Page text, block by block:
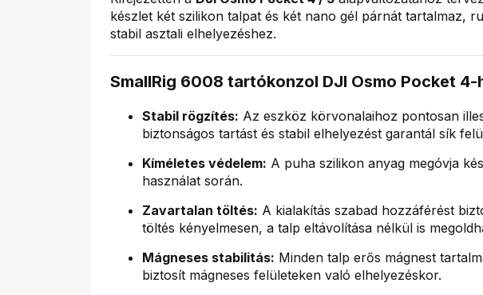
készlet két szilikon talpat és két nano gél párnát tartalmaz,
stabil asztali elhelyezéshez.
SmallRig 6008 tartókonzol DJI Osmo Pocket 4-
Stabil rögzítés: Az eszköz körvonalaihoz pontosan
biztonságos tartást és stabil elhelyezést garantál sík
Kíméletes védelem: A puha szilikon anyag megóvja
használat során.
Zavartalan töltés: A kialakítás szabad hozzáférést
töltés kényelmesen, a talp eltávolítása nélkül is
Mágneses stabilitás: Minden talp erős mágnest
biztosít mágneses felületeken való elhelyezéskor.